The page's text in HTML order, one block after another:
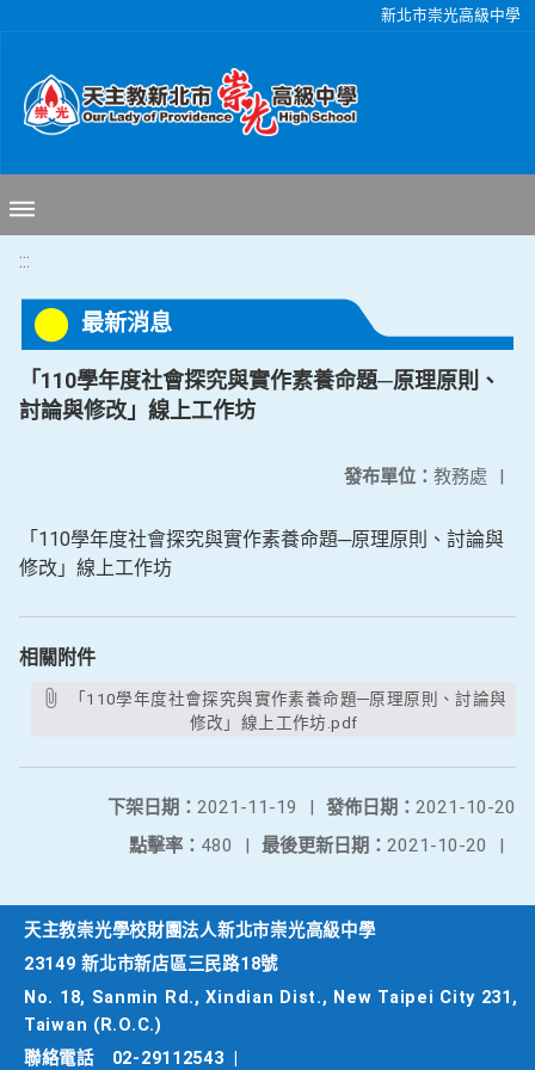
新北市崇光高級中學
:::
最新消息
「110學年度社會探究與實作素養命題─原理原則、
討論與修改」線上工作坊
發布單位： 教務處 |
「110學年度社會探究與實作素養命題─原理原則、討論與
修改」線上工作坊
相關附件
修改」線上工作坊.pdf
發佈日期： 2021-10-20
下架日期： 2021-11-19
|
最後更新日期： 2021-10-20 |
點擊率： 480 |
天主教崇光學校財團法人新北市崇光高級中學
23149 新北市新店區三民路18號
No. 18, Sanmin Rd., Xindian Dist., New Taipei City 231,
Taiwan (R.O.C.)
聯絡電話
02-29112543